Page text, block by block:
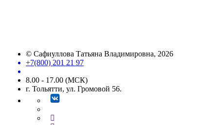
© Сафиуллова Татьяна Владимировна, 2026
+7(800) 201 21 97
8.00 - 17.00 (МСК)
г. Тольятти, ул. Громовой 56.